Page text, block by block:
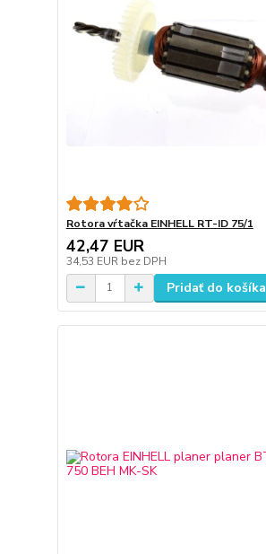
Rotora vŕtačka EINHELL RT-ID 75/1
42,47 EUR
34,53 EUR bez DPH
Pridať do košíka